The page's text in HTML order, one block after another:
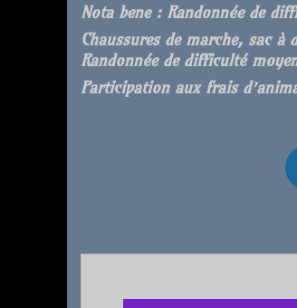
Nota bene : Randonnée de
Chaussures de marche, sac
Randonnée de difficulté
Participation aux frais